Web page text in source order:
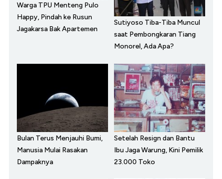
Warga TPU Menteng Pulo
Happy, Pindah ke Rusun
Jagakarsa Bak Apartemen
Sutiyoso Tiba-Tiba Muncul
saat Pembongkaran Tiang
Monorel, Ada Apa?
Bulan Terus Menjauhi Bumi,
Manusia Mulai Rasakan
Dampaknya
Setelah Resign dan Bantu
Ibu Jaga Warung, Kini Pemilik
23.000 Toko